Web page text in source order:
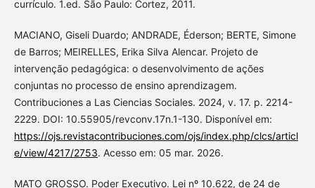
currículo. 1.ed. São Paulo: Cortez, 2011.
MACIANO, Giseli Duardo; ANDRADE, Éderson; BERTE, Simone
de Barros; MEIRELLES, Erika Silva Alencar. Projeto de
intervenção pedagógica: o desenvolvimento de ações
conjuntas no processo de ensino aprendizagem.
Contribuciones a Las Ciencias Sociales. 2024, v. 17. p. 2214-
2229. DOI: 10.55905/revconv.17n.1-130. Disponível em:
https://ojs.revistacontribuciones.com/ojs/index.php/clcs/articl
e/view/4217/2753. Acesso em: 05 mar. 2026.
MATO GROSSO. Poder Executivo. Lei nº 10.622, de 24 de